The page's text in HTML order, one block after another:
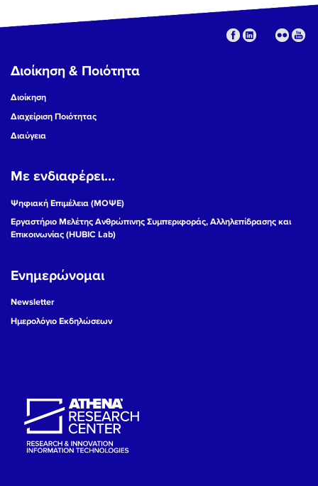
Διοίκηση & Ποιότητα
Διοίκηση
Διαχείριση Ποιότητας
Διαύγεια
Με ενδιαφέρει...
Ψηφιακή Επιμέλεια (ΜΟΨΕ)
Εργαστήριο Μελέτης Ανθρώπινης Συμπεριφοράς, Αλληλεπίδρασης και
Επικοινωνίας (HUBIC Lab)
Ενημερώνομαι
Newsletter
Ημερολόγιο Εκδηλώσεων